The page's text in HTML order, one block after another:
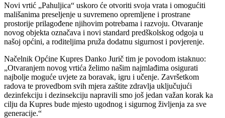
Novi vrtić „Pahuljica“ uskoro će otvoriti svoja vrata i omogućiti
mališanima preseljenje u suvremeno opremljene i prostrane
prostorije prilagođene njihovim potrebama i razvoju. Otvaranje
novog objekta označava i novi standard predškolskog odgoja u
našoj općini, a roditeljima pruža dodatnu sigurnost i povjerenje.
Načelnik Općine Kupres Danko Jurič tim je povodom istaknuo:
„Otvaranjem novog vrtića želimo našim najmlađima osigurati
najbolje moguće uvjete za boravak, igru i učenje. Završetkom
radova te provedbom svih mjera zaštite zdravlja uključujući
dezinfekciju i dezinsekciju napravili smo još jedan važan korak ka
cilju da Kupres bude mjesto ugodnog i sigurnog življenja za sve
generacije.“